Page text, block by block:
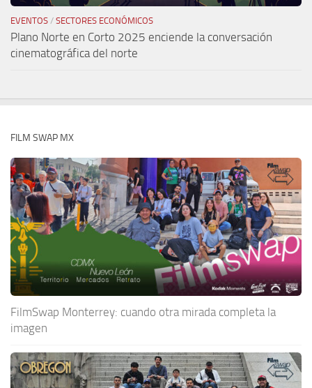
EVENTOS / SECTORES ECONÓMICOS
Plano Norte en Corto 2025 enciende la conversación
cinematográfica del norte
FILM SWAP MX
FilmSwap Monterrey: cuando otra mirada completa la
imagen